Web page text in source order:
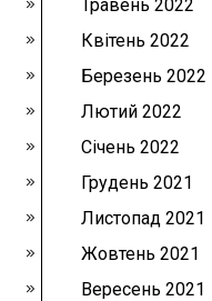
Травень 2022
Квітень 2022
Березень 2022
Лютий 2022
Січень 2022
Грудень 2021
Листопад 2021
Жовтень 2021
Вересень 2021